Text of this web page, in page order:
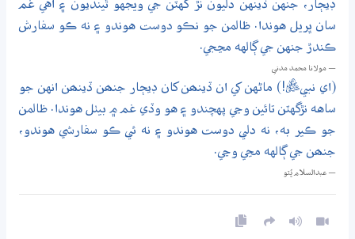
ڊيڄار، جنهن ڏينهن دليون نڙ گهٽن جي ويجهو ٿينديون ۽ اهي غم
سان ڀريل هوندا. ظالمن جو نڪو دوست هوندو ۽ نه ڪو سفارش
ڪندڙ جنهن جي ڳالهه مڃجي.
— مولانا محمد مدني
(اي نبيﷺ!) ماڻهن کي ان ڏينھن کان ڊيڄار جنھن ڏينھن انهن جو
ساهه نڙگهٽن تائين وڃي پهچندو ۽ هو وڏي غم ۾ بيٺل هوندا. ظالمن
جو ڪير به، نه دلي دوست هوندو ۽ نه ئي ڪو سفارشي هوندو،
جنھن جي ڳالهه مڃي وڃي.
— عبدالسلام ڀُٽو